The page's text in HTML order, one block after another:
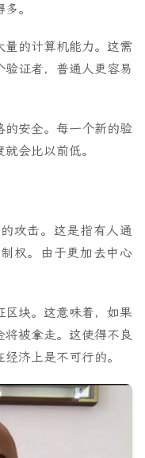
。
量的计算机能力。这需
证者，普通人更容易
的安全。每一个新的验
会比以前低。
攻击。这是指有人通
权。由于更加去中心
块。这意味着，如果
被拿走。这使得不良
济上是不可行的。